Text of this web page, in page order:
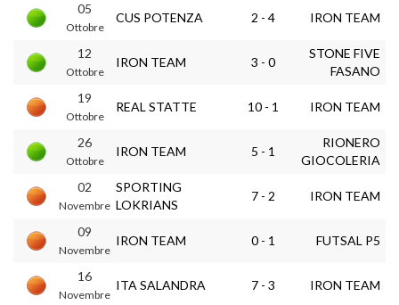
05
Ottobre
CUS POTENZA 2 - 4 IRON TEAM
12
Ottobre
IRON TEAM 3 - 0
STONE FIVE
FASANO
19
Ottobre
REAL STATTE 10 - 1 IRON TEAM
26
Ottobre
IRON TEAM 5 - 1
RIONERO
GIOCOLERIA
02
Novembre
SPORTING
LOKRIANS
7 - 2 IRON TEAM
09
Novembre
IRON TEAM 0 - 1 FUTSAL P5
16
Novembre
ITA SALANDRA 7 - 3 IRON TEAM